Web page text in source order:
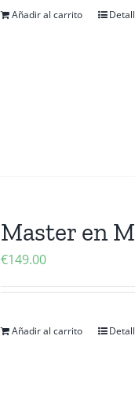
Añadir al carrito
Master en
€149.00
Añadir al carrito